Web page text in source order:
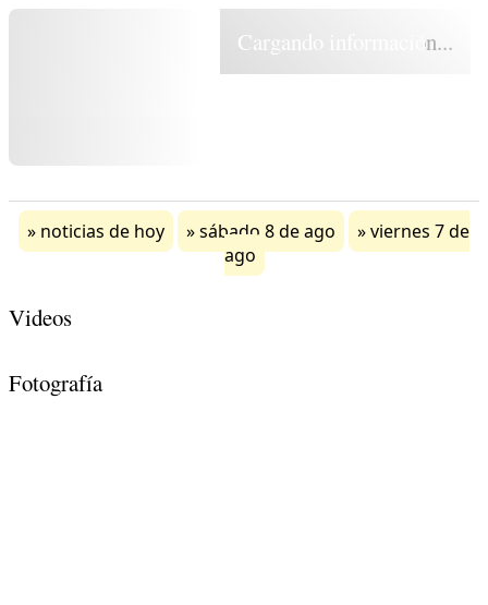
Cargando información...
noticias de hoy sábado 8 de ago
viernes 7 de
ago
Videos
Fotografía